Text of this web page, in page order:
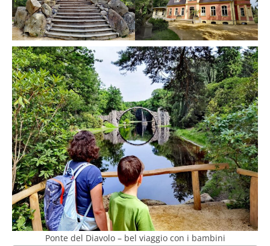
Ponte del Diavolo – bel viaggio con i bambini